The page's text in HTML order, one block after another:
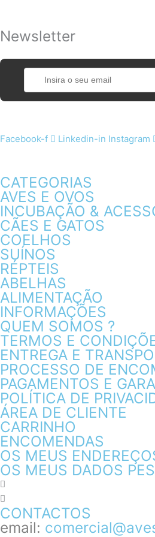
Newsletter
Facebook-f Linkedin-in Instagram
CATEGORIAS
AVES E OVOS
INCUBAÇÃO &
CÃES E GATOS
COELHOS
SUÍNOS
RÉPTEIS
ABELHAS
ALIMENTAÇÃO
INFORMAÇÕES
QUEM SOMOS ?
TERMOS E
ENTREGA E
PROCESSO DE
PAGAMENTOS E
POLÍTICA DE
ÁREA DE CLIENTE
CARRINHO
ENCOMENDAS
OS MEUS
OS MEUS DADOS
CONTACTOS
email: